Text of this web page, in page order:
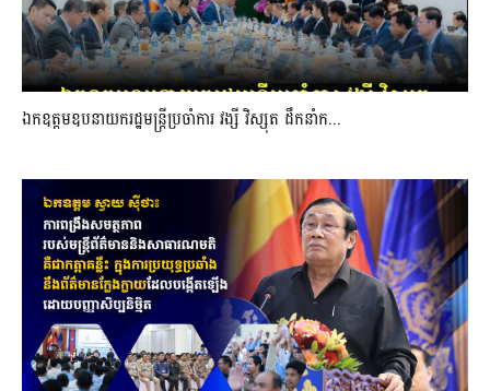
ឯកឧត្តមឧបនាយករដ្ឋមន្រ្តីប្រចាំការ វង្សី វិស្សុត ដឹកនាំក...